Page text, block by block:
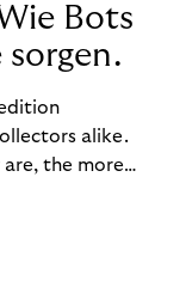
Bots
sorgen.
alike.
are, the more
as a